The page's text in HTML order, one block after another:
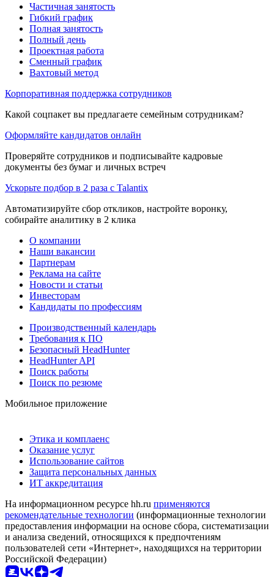
Частичная занятость
Гибкий график
Полная занятость
Полный день
Проектная работа
Сменный график
Вахтовый метод
Корпоративная поддержка сотрудников
Какой соцпакет вы предлагаете семейным сотрудникам?
Оформляйте кандидатов онлайн
Проверяйте сотрудников и подписывайте кадровые
документы без бумаг и личных встреч
Ускорьте подбор в 2 раза с Talantix
Автоматизируйте сбор откликов, настройте воронку,
собирайте аналитику в 2 клика
О компании
Наши вакансии
Партнерам
Реклама на сайте
Новости и статьи
Инвесторам
Кандидаты по профессиям
Производственный календарь
Требования к ПО
Безопасный HeadHunter
HeadHunter API
Поиск работы
Поиск по резюме
Мобильное приложение
Этика и комплаенс
Оказание услуг
Использование сайтов
Защита персональных данных
ИТ аккредитация
На информационном ресурсе hh.ru применяются
рекомендательные технологии (информационные технологии
предоставления информации на основе сбора, систематизации
и анализа сведений, относящихся к предпочтениям
пользователей сети «Интернет», находящихся на территории
Российской Федерации)